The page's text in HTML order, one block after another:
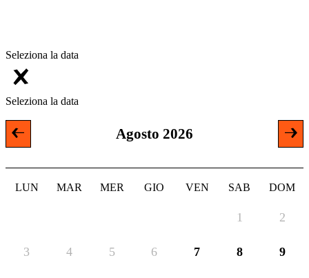
Seleziona la data
Seleziona la data
Agosto 2026
LUN MAR MER GIO VEN SAB DOM
1 2
3 4 5 6 7 8 9